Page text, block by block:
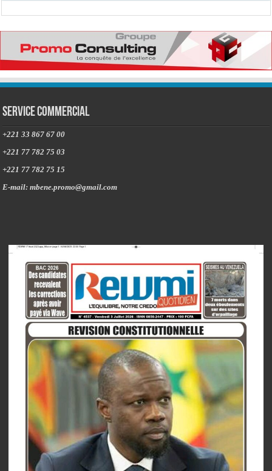
Service commercial
+221 33 867 67 00
+221 77 782 75 03
+221 77 782 75 15
E-mail: mbene.promo@gmail.com